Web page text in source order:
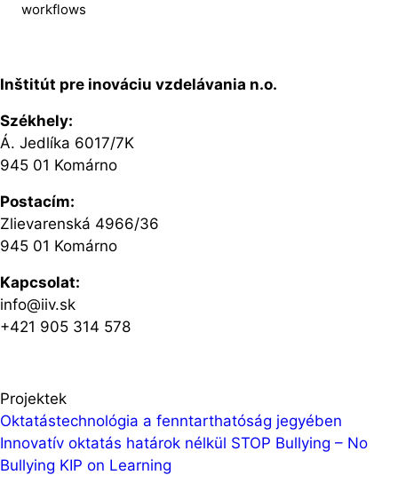
workflows
Inštitút pre inováciu vzdelávania n.o.
Székhely:
Á. Jedlíka 6017/7K
945 01 Komárno
Postacím:
Zlievarenská 4966/36
945 01 Komárno
Kapcsolat:
info@iiv.sk
+421 905 314 578
Projektek
Oktatástechnológia a fenntarthatóság jegyében
Innovatív oktatás határok nélkül STOP Bullying – No
Bullying KIP on Learning